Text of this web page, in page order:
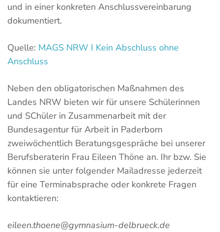
und in einer konkreten Anschlussvereinbarung
dokumentiert.
Quelle: MAGS NRW I Kein Abschluss ohne
Anschluss
Neben den obligatorischen Maßnahmen des
Landes NRW bieten wir für unsere Schülerinnen
und SChüler in Zusammenarbeit mit der
Bundesagentur für Arbeit in Paderborn
zweiwöchentlich Beratungsgespräche bei unserer
Berufsberaterin Frau Eileen Thöne an. Ihr bzw. Sie
können sie unter folgender Mailadresse jederzeit
für eine Terminabsprache oder konkrete Fragen
kontaktieren:
eileen.thoene@gymnasium-delbrueck.de